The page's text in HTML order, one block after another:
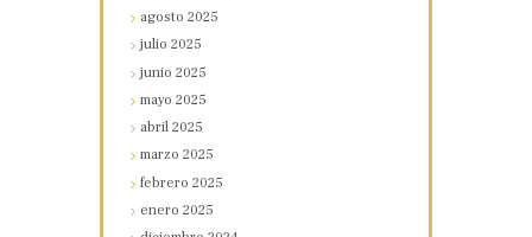
agosto2025
julio2025
junio2025
mayo2025
abril2025
marzo2025
febrero2025
enero2025